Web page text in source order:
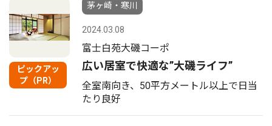
ピックアッ
プ（PR）
茅ヶ崎・寒川
2024.03.08
富士白苑大磯コーポ
広い居室で快適な”大磯ライフ”
全室南向き、50平方メートル以上で日当
たり良好